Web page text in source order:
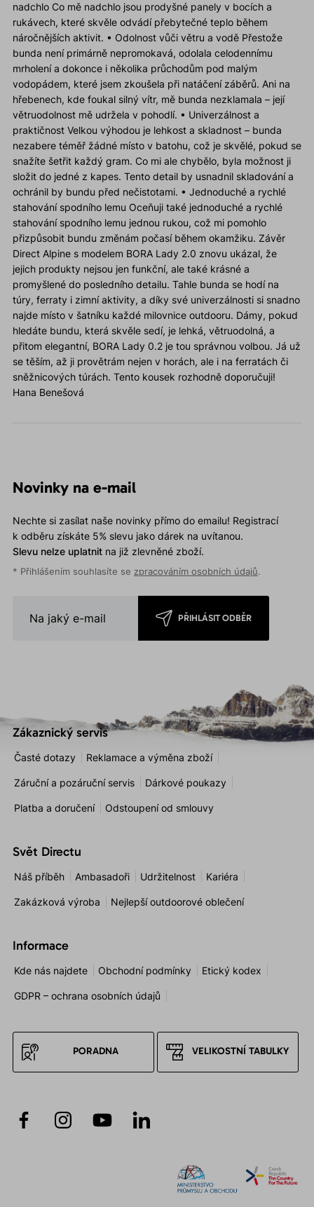
nadchlo Co mě nadchlo jsou prodyšné panely v bocích a
rukávech, které skvěle odvádí přebytečné teplo během
náročnějších aktivit. • Odolnost vůči větru a vodě Přestože
bunda není primárně nepromokavá, odolala celodennímu
mrholení a dokonce i několika průchodům pod malým
vodopádem, které jsem zkoušela při natáčení záběrů. Ani na
hřebenech, kde foukal silný vítr, mě bunda nezklamala – její
větruodolnost mě udržela v pohodlí. • Univerzálnost a
praktičnost Velkou výhodou je lehkost a skladnost – bunda
nezabere téměř žádné místo v batohu, což je skvělé, pokud se
snažíte šetřit každý gram. Co mi ale chybělo, byla možnost ji
složit do jedné z kapes. Tento detail by usnadnil skladování a
ochránil by bundu před nečistotami. • Jednoduché a rychlé
stahování spodního lemu Oceňuji také jednoduché a rychlé
stahování spodního lemu jednou rukou, což mi pomohlo
přizpůsobit bundu změnám počasí během okamžiku. Závěr
Direct Alpine s modelem BORA Lady 2.0 znovu ukázal, že
jejich produkty nejsou jen funkční, ale také krásné a
promyšlené do posledního detailu. Tahle bunda se hodí na
túry, ferraty i zimní aktivity, a díky své univerzálnosti si snadno
najde místo v šatníku každé milovnice outdooru. Dámy, pokud
hledáte bundu, která skvěle sedí, je lehká, větruodolná, a
přitom elegantní, BORA Lady 0.2 je tou správnou volbou. Já už
se těším, až ji provětrám nejen v horách, ale i na ferratách či
sněžnicových túrách. Tento kousek rozhodně doporučuji!
Hana Benešová
Novinky na e-mail
Nechte si zasílat naše novinky přímo do emailu! Registrací
k odběru získáte 5% slevu jako dárek na uvítanou.
Slevu nelze uplatnitna již zlevněné zboží.
* Přihlášením souhlasíte se zpracováním osobních údajů.
PŘIHLÁSIT ODBĚR
Zákaznický servis
Časté dotazy Reklamace a výměna zboží
Záruční a pozáruční servis Dárkové poukazy
Platba a doručení Odstoupení od smlouvy
Svět Directu
Náš příběh Ambasadoři Udržitelnost Kariéra
Zakázková výroba Nejlepší outdoorové oblečení
Informace
Kde nás najdete Obchodní podmínky Etický kodex
GDPR – ochrana osobních údajů
PORADNA VELIKOSTNÍ TABULKY